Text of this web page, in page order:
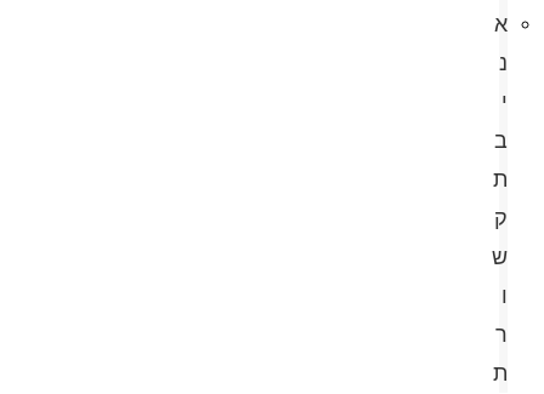
א
נ
י
ב
ת
ק
ש
ו
ר
ת